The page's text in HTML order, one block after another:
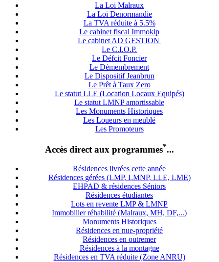
La Loi Malraux
La Loi Denormandie
La TVA réduite à 5.5%
Le cabinet fiscal Immokip
Le cabinet AD GESTION
Le C.I.O.P.
Le Défcit Foncier
Le Démembrement
Le Dispositif Jeanbrun
Le Prêt à Taux Zero
Le statut LLE (Location Locaux Equipés)
Le statut LMNP amortissable
Les Monuments Historiques
Les Loueurs en meublé
Les Promoteurs
Accès direct aux programmes*...
Résidences livrées cette année
Résidences gérées (LMP, LMNP, LLE, LME)
EHPAD & résidences Séniors
Résidences étudiantes
Lots en revente LMP & LMNP
Immobilier réhabilité (Malraux, MH, DF,...)
Monuments Historiques
Résidences en nue-propriété
Résidences en outremer
Résidences à la montagne
Résidences en TVA réduite (Zone ANRU)